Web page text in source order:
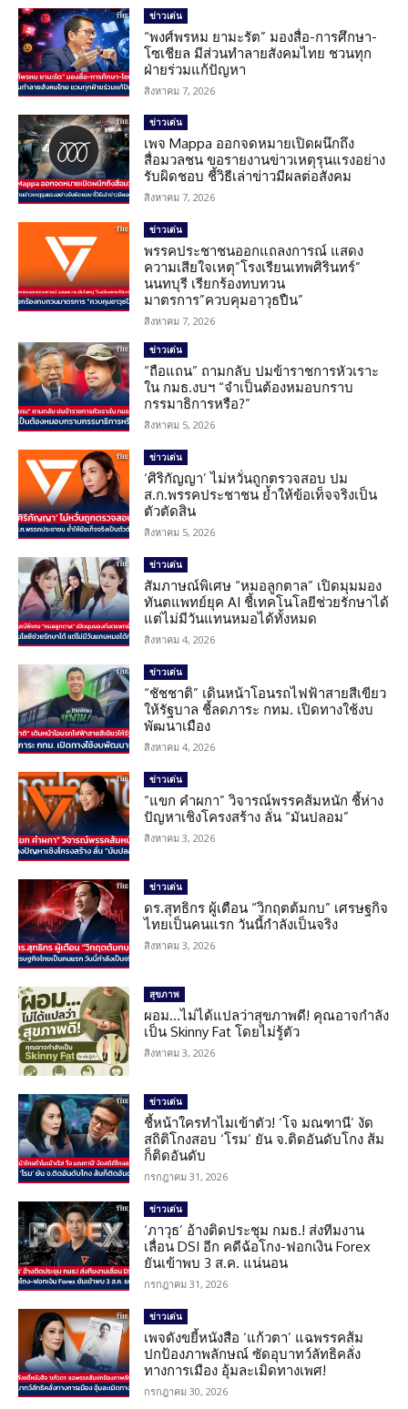
ข่าวเด่น
“พงศ์พรหม ยามะรัต” มองสื่อ-การศึกษา-
โซเชียล มีส่วนทำลายสังคมไทย ชวนทุก
ฝ่ายร่วมแก้ปัญหา
สิงหาคม 7, 2026
ข่าวเด่น
เพจ Mappa ออกจดหมายเปิดผนึกถึง
สื่อมวลชน ขอรายงานข่าวเหตุรุนแรงอย่าง
รับผิดชอบ ชี้วิธีเล่าข่าวมีผลต่อสังคม
สิงหาคม 7, 2026
ข่าวเด่น
พรรคประชาชนออกแถลงการณ์ แสดง
ความเสียใจเหตุ”โรงเรียนเทพศิรินทร์”
นนทบุรี เรียกร้องทบทวน
มาตรการ”ควบคุมอาวุธปืน”
สิงหาคม 7, 2026
ข่าวเด่น
“ถือแถน” ถามกลับ ปมข้าราชการหัวเราะ
ใน กมธ.งบฯ “จำเป็นต้องหมอบกราบ
กรรมาธิการหรือ?”
สิงหาคม 5, 2026
ข่าวเด่น
‘ศิริกัญญา’ ไม่หวั่นถูกตรวจสอบ ปม
ส.ก.พรรคประชาชน ย้ำให้ข้อเท็จจริงเป็น
ตัวตัดสิน
สิงหาคม 5, 2026
ข่าวเด่น
สัมภาษณ์พิเศษ “หมอลูกตาล” เปิดมุมมอง
ทันตแพทย์ยุค AI ชี้เทคโนโลยีช่วยรักษาได้
แต่ไม่มีวันแทนหมอได้ทั้งหมด
สิงหาคม 4, 2026
ข่าวเด่น
“ชัชชาติ” เดินหน้าโอนรถไฟฟ้าสายสีเขียว
ให้รัฐบาล ชี้ลดภาระ กทม. เปิดทางใช้งบ
พัฒนาเมือง
สิงหาคม 4, 2026
ข่าวเด่น
“แขก คำผกา” วิจารณ์พรรคส้มหนัก ชี้ห่าง
ปัญหาเชิงโครงสร้าง ลั่น “มันปลอม”
สิงหาคม 3, 2026
ข่าวเด่น
ดร.สุทธิกร ผู้เตือน “วิกฤตต้มกบ” เศรษฐกิจ
ไทยเป็นคนแรก วันนี้กำลังเป็นจริง
สิงหาคม 3, 2026
สุขภาพ
ผอม…ไม่ได้แปลว่าสุขภาพดี! คุณอาจกำลัง
เป็น Skinny Fat โดยไม่รู้ตัว
สิงหาคม 3, 2026
ข่าวเด่น
ชี้หน้าใครทำไมเข้าตัว! ‘โจ มณฑานี’ งัด
สถิติโกงสอบ ‘โรม’ ยัน จ.ติดอันดับโกง ส้ม
ก็ติดอันดับ
กรกฎาคม 31, 2026
ข่าวเด่น
‘ภาวุธ’ อ้างติดประชุม กมธ.! ส่งทีมงาน
เลื่อน DSI อีก คดีฉ้อโกง-ฟอกเงิน Forex
ยันเข้าพบ 3 ส.ค. แน่นอน
กรกฎาคม 31, 2026
ข่าวเด่น
เพจดังขยี้หนังสือ ‘แก้วตา’ แฉพรรคส้ม
ปกป้องภาพลักษณ์ ซัดอุบาทว์ลัทธิคลั่ง
ทางการเมือง อุ้มละเมิดทางเพศ!
กรกฎาคม 30, 2026